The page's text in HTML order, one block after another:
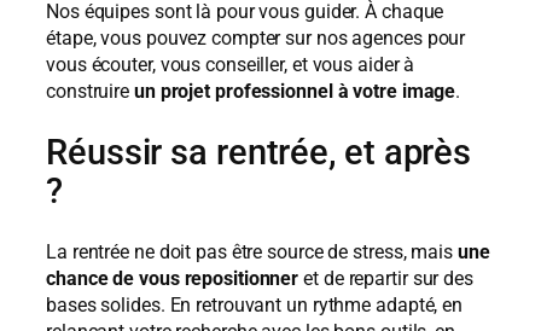
Nos équipes sont là pour vous guider. À chaque
étape, vous pouvez compter sur nos agences pour
vous écouter, vous conseiller, et vous aider à
construire un projet professionnel à votre image.
Réussir sa rentrée, et après
?
La rentrée ne doit pas être source de stress, mais une
chance de vous repositionner et de repartir sur des
bases solides. En retrouvant un rythme adapté, en